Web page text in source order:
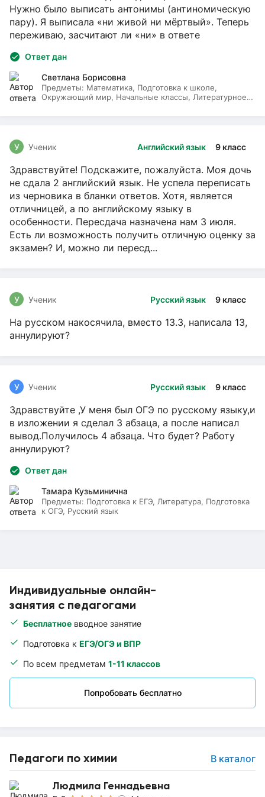
Индивидуальные онлайн-
занятия с педагогами
Бесплатное вводное занятие
Подготовка к ЕГЭ/ОГЭ и ВПР
По всем предметам 1-11 классов
Попробовать бесплатно
Педагоги по химии В каталог
Людмила Геннадьевна
Нужно было выписать антонимы (антиномическую
пару). Я выписала «ни живой ни мёртвый». Теперь
переживаю, засчитают ли «ни» в ответе
Ответ дан
Светлана Борисовна
Предметы: Математика, Подготовка к школе,
Окружающий мир, Начальные классы, Литературное
Английский язык 9 класс
У Ученик
Здравствуйте! Подскажите, пожалуйста. Моя дочь
не сдала 2 английский язык. Не успела переписать
из черновика в бланки ответов. Хотя, является
отличницей, а по английскому языку в
особенности. Пересдача назначена нам 3 июля.
Есть ли возможность получить отличную оценку за
экзамен? И, можно ли пересд...
Русский язык 9 класс
У Ученик
На русском накосячила, вместо 13.3, написала 13,
аннулируют?
Русский язык 9 класс
У Ученик
Здравствуйте ,У меня был ОГЭ по русскому языку,и
в изложении я сделал 3 абзаца, а после написал
вывод.Получилось 4 абзаца. Что будет? Работу
аннулируют?
Ответ дан
Тамара Кузьминична
Предметы: Подготовка к ЕГЭ, Литература, Подготовка
к ОГЭ, Русский язык